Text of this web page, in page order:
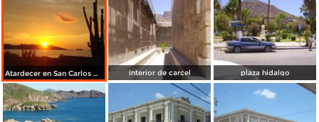
Atardecer en San Carlos Nuevo Guaymas interior de carcel plaza hidalgo